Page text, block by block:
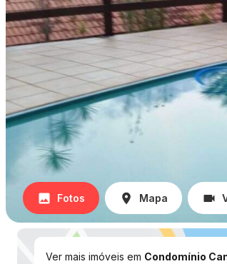
Fotos Mapa
Ver mais imóveis em Condomínio